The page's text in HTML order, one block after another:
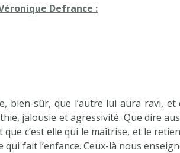
Defrance :
bien-sûr, que l’autre lui aura ravi, et
jalousie et agressivité. Que dire
c’est elle qui le maîtrise, et le
qui fait l’enfance. Ceux-là nous